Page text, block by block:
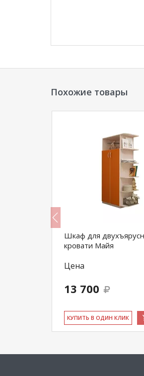
Похожие товары
Шкаф для
кровати Майя
Цена
13 700
КУ­ПИТЬ В ОДИН КЛИК